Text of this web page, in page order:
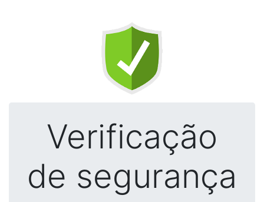
Verificação
de segurança